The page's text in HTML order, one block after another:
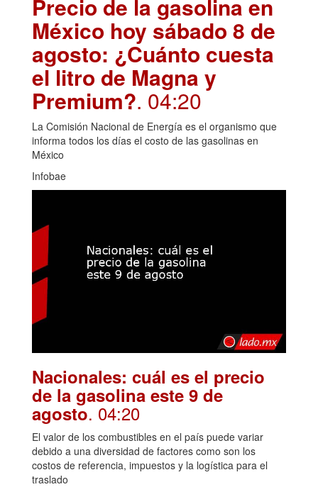
Precio de la gasolina en
México hoy sábado 8 de
agosto: ¿Cuánto cuesta
el litro de Magna y
Premium?. 04:20
La Comisión Nacional de Energía es el organismo que
informa todos los días el costo de las gasolinas en
México
Infobae
Nacionales: cuál es el precio
de la gasolina este 9 de
agosto. 04:20
El valor de los combustibles en el país puede variar
debido a una diversidad de factores como son los
costos de referencia, impuestos y la logística para el
traslado